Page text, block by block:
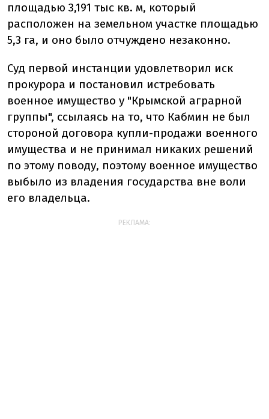
площадью 3,191 тыс кв. м, который
расположен на земельном участке площадью
5,3 га, и оно было отчуждено незаконно.
Суд первой инстанции удовлетворил иск
прокурора и постановил истребовать
военное имущество у "Крымской аграрной
группы", ссылаясь на то, что Кабмин не был
стороной договора купли-продажи военного
имущества и не принимал никаких решений
по этому поводу, поэтому военное имущество
выбыло из владения государства вне воли
его владельца.
РЕКЛАМА: